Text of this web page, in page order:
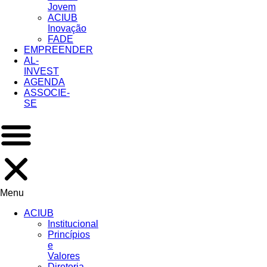
Jovem
ACIUB
Inovação
FADE
EMPREENDER
AL-
INVEST
AGENDA
ASSOCIE-
SE
Menu
ACIUB
Institucional
Princípios
e
Valores​